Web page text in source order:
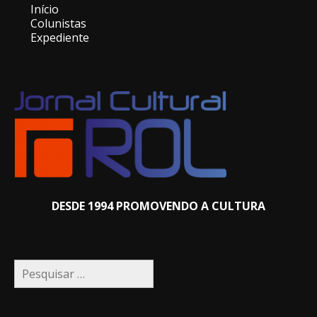
Início
Colunistas
Expediente
DESDE 1994 PROMOVENDO A CULTURA
Pesquisar
por: